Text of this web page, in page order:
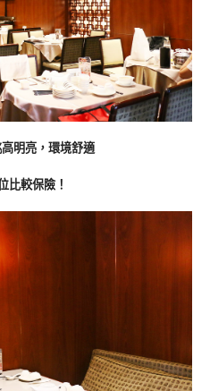
高明亮，環境舒適
比較保險！